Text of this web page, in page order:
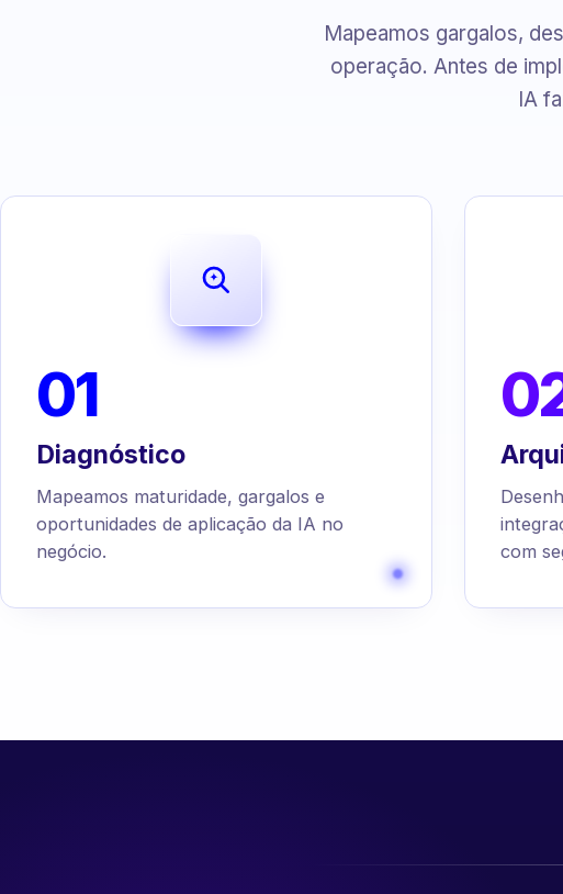
Mapeamos gargalos,
operação. Antes de
IA
01
Diagnóstico
Mapeamos maturidade, gargalos e
oportunidades de aplicação da IA no
negócio.
com